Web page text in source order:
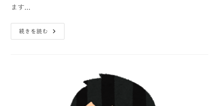
ます…
続きを読む